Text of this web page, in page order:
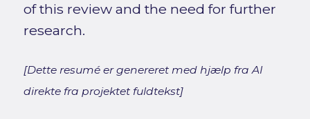
of this review and the need for further
research.
[Dette resumé er genereret med hjælp fra AI
direkte fra projektet fuldtekst]